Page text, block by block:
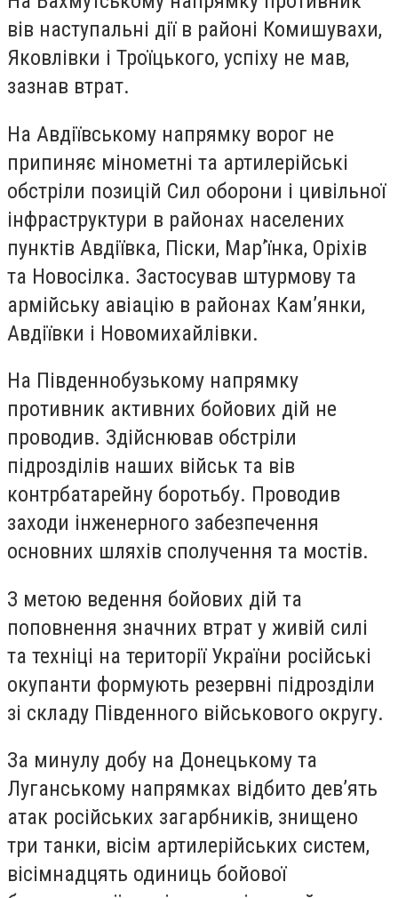
вів наступальні дії в районі Комишувахи,
Яковлівки і Троїцького, успіху не мав,
зазнав втрат.
На Авдіївському напрямку ворог не
припиняє мінометні та артилерійські
обстріли позицій Сил оборони і цивільної
інфраструктури в районах населених
пунктів Авдіївка, Піски, Мар’їнка, Оріхів
та Новосілка. Застосував штурмову та
армійську авіацію в районах Кам’янки,
Авдіївки і Новомихайлівки.
На Південнобузькому напрямку
противник активних бойових дій не
проводив. Здійснював обстріли
підрозділів наших військ та вів
контрбатарейну боротьбу. Проводив
заходи інженерного забезпечення
основних шляхів сполучення та мостів.
З метою ведення бойових дій та
поповнення значних втрат у живій силі
та техніці на території України російські
окупанти формують резервні підрозділи
зі складу Південного військового округу.
За минулу добу на Донецькому та
Луганському напрямках відбито дев’ять
атак російських загарбників, знищено
три танки, вісім артилерійських систем,
вісімнадцять одиниць бойової